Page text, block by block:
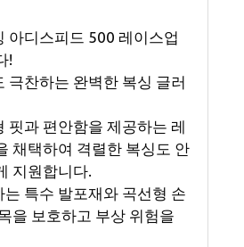
아디스피드 500 레이스업
!
극찬하는 완벽한 복싱 글러
핏과 편안함을 제공하는 레
채택하여 격렬한 복싱도 안
지원합니다.
특수 발포재와 곡선형 손
을 보호하고 부상 위험을